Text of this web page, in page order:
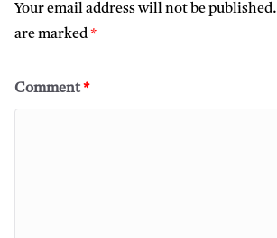
Your email address will not be published.
are marked*
Comment*